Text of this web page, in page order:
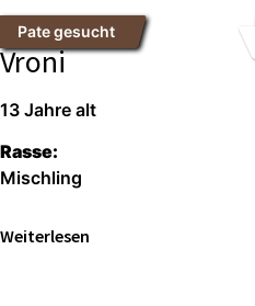
Pate gesucht
Vroni
13 Jah­re alt
Ras­se:
Misch­ling
Wei­ter­le­sen